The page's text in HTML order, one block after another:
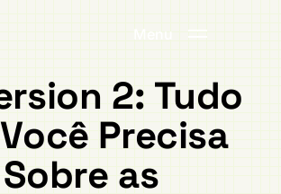
Menu
2: Tudo
Precisa
as